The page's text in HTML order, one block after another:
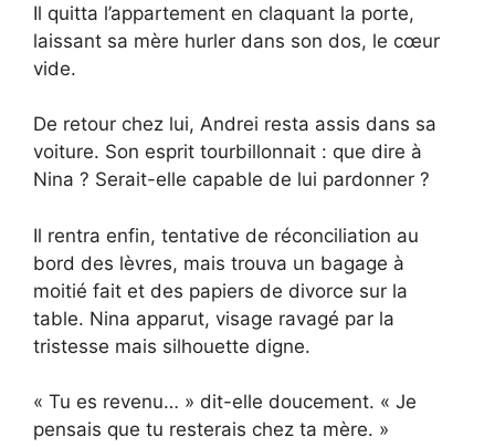
Il quitta l’appartement en claquant la porte,
laissant sa mère hurler dans son dos, le cœur
vide.
De retour chez lui, Andrei resta assis dans sa
voiture. Son esprit tourbillonnait : que dire à
Nina ? Serait-elle capable de lui pardonner ?
Il rentra enfin, tentative de réconciliation au
bord des lèvres, mais trouva un bagage à
moitié fait et des papiers de divorce sur la
table. Nina apparut, visage ravagé par la
tristesse mais silhouette digne.
« Tu es revenu… » dit-elle doucement. « Je
pensais que tu resterais chez ta mère. »